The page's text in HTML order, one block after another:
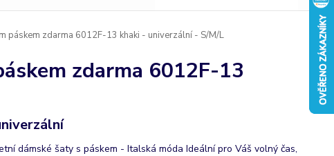
páskem zdarma 6012F-13 khaki - univerzální - S/M/L
zdarma 6012F-13
dámské šaty s páskem - Italská móda Ideální pro Váš volný čas,